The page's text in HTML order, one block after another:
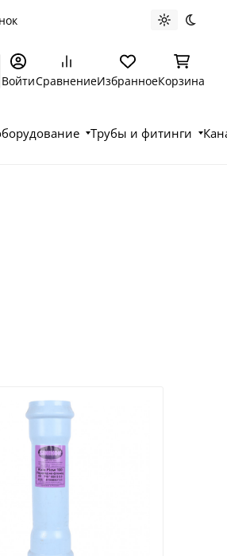
Светлая
ВойтиСравнениеИзбранноеКорзина
Трубы и фитинги